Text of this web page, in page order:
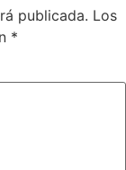
publicada. Los
*